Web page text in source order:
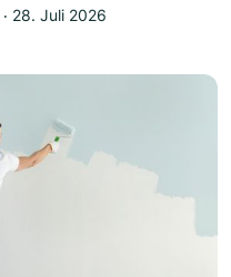
‧ 28. Juli 2026